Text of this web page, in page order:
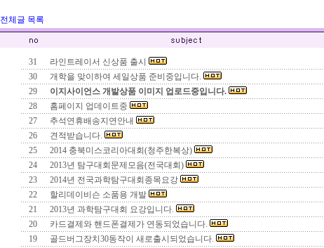
전체글 목록
31 라인트레이서 신상품 출시
30
개학을 맞이하여 세일상품 준비중입니다.
29
이지사이언스 개발상품 이미지 업로드중입니다.
28
홈페이지 업데이트중
27
추석연휴배송지연안내
26
견적받습니다.
25
2014 충북미스코리아대회(청주한복상)
24
2013년 탐구대회문제모음(전국대회)
23
2014년 전국과학탐구대회종목요강
22
할리데이비슨 소품용 개발
21
2013년 과학탐구대회 요강입니다.
20
카드결제와 핸드폰결제가 연동되었습니다.
19
골드버그장치30동작이 새로출시되었습니다.